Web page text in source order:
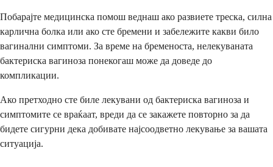
Побарајте медицинска помош веднаш ако развиете треска, силна
карлична болка или ако сте бремени и забележите какви било
вагинални симптоми. За време на бременоста, нелекуваната
бактериска вагиноза понекогаш може да доведе до
компликации.
Ако претходно сте биле лекувани од бактериска вагиноза и
симптомите се враќаат, вреди да се закажете повторно за да
бидете сигурни дека добивате најсоодветно лекување за вашата
ситуација.